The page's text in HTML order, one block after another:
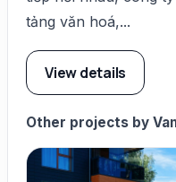
tảng văn hoá,...
View details
Other projects by